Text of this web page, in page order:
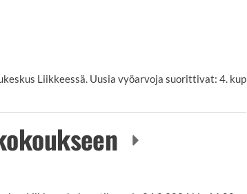
Liikkeessä. Uusia vyöarvoja suorittivat: 4. kup